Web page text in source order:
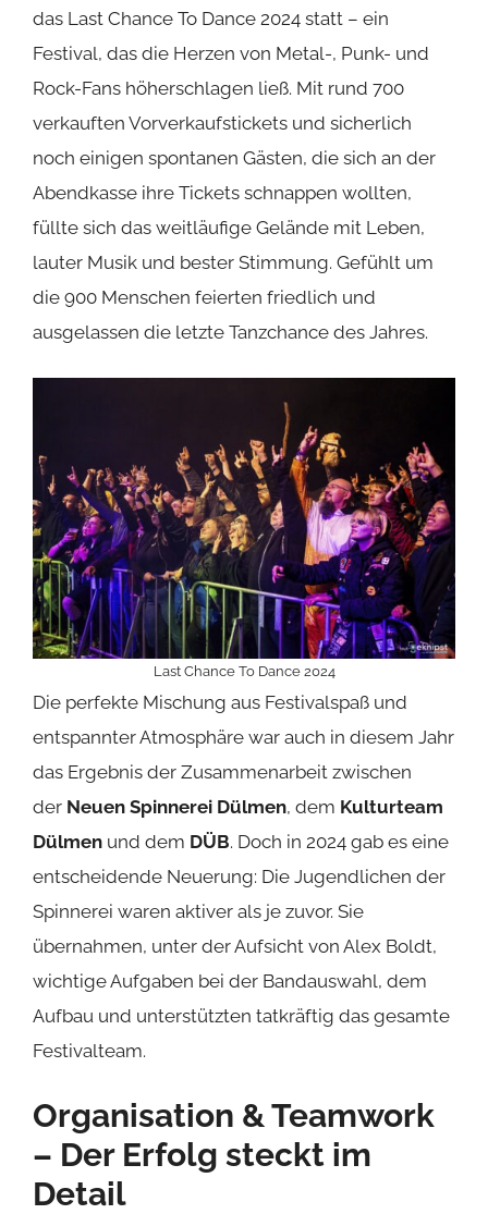
das Last Chance To Dance 2024 statt – ein
Festival, das die Herzen von Metal-, Punk- und
Rock-Fans höherschlagen ließ. Mit rund 700
verkauften Vorverkaufstickets und sicherlich
noch einigen spontanen Gästen, die sich an der
Abendkasse ihre Tickets schnappen wollten,
füllte sich das weitläufige Gelände mit Leben,
lauter Musik und bester Stimmung. Gefühlt um
die 900 Menschen feierten friedlich und
ausgelassen die letzte Tanzchance des Jahres.
Last Chance To Dance 2024
Die perfekte Mischung aus Festivalspaß und
entspannter Atmosphäre war auch in diesem Jahr
das Ergebnis der Zusammenarbeit zwischen
der Neuen Spinnerei Dülmen, dem Kulturteam
Dülmen und dem DÜB. Doch in 2024 gab es eine
entscheidende Neuerung: Die Jugendlichen der
Spinnerei waren aktiver als je zuvor. Sie
übernahmen, unter der Aufsicht von Alex Boldt,
wichtige Aufgaben bei der Bandauswahl, dem
Aufbau und unterstützten tatkräftig das gesamte
Festivalteam.
Organisation & Teamwork
– Der Erfolg steckt im
Detail